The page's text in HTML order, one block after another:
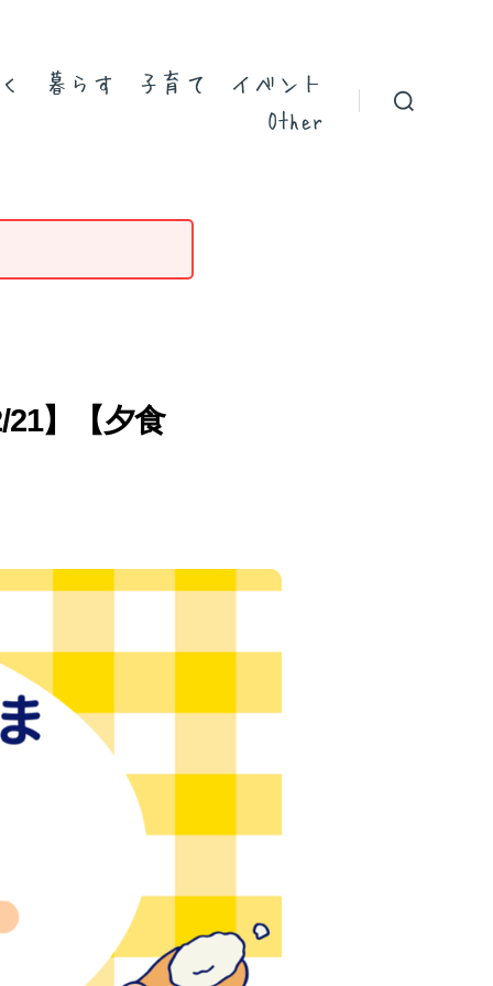
暮らす 子育て
イベント
Other
】【夕食